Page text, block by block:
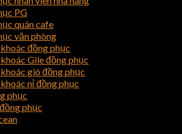
PG
quán cafe
văn phòng
đồng phục
Gile đồng phục
gió đồng phục
nỉ đồng phục
phục
phục